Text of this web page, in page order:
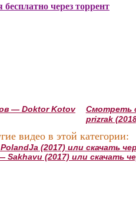
через торрент
— Doktor Kotov Смотреть
prizrak
видео в этой категории:
(2017) или скачать
(2017) или скачать